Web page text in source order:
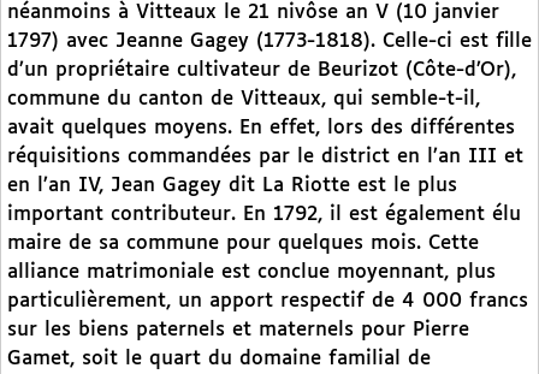
néanmoins à Vitteaux le 21 nivôse an V (10 janvier
1797) avec Jeanne Gagey (1773-1818). Celle-ci est fille
d’un propriétaire cultivateur de Beurizot (Côte-d’Or),
commune du canton de Vitteaux, qui semble-t-il,
avait quelques moyens. En effet, lors des différentes
réquisitions commandées par le district en l’an III et
en l’an IV, Jean Gagey dit La Riotte est le plus
important contributeur. En 1792, il est également élu
maire de sa commune pour quelques mois. Cette
alliance matrimoniale est conclue moyennant, plus
particulièrement, un apport respectif de 4 000 francs
sur les biens paternels et maternels pour Pierre
Gamet, soit le quart du domaine familial de